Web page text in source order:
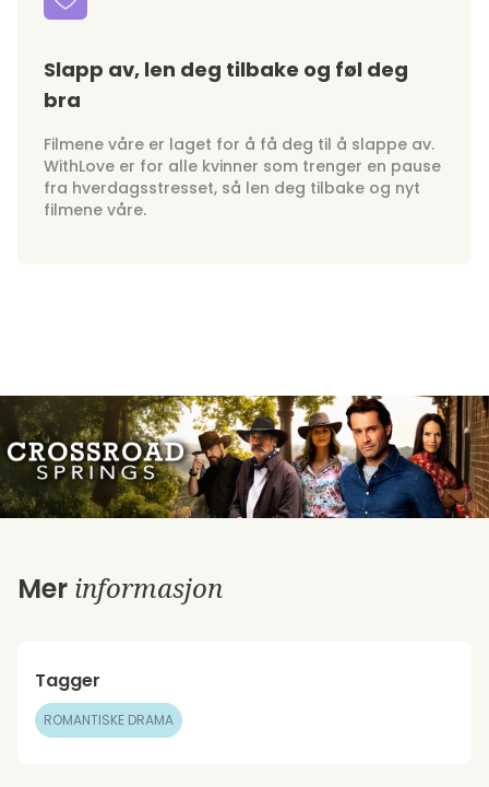
Slapp av, len deg tilbake og føl deg
bra
Filmene våre er laget for å få deg til å slappe av.
WithLove er for alle kvinner som trenger en pause
fra hverdagsstresset, så len deg tilbake og nyt
filmene våre.
Mer informasjon
Tagger
ROMANTISKE DRAMA